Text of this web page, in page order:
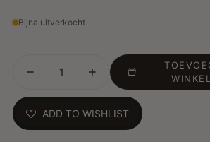
Belangrijkste Kenmerken:
glad, zacht en makkelijk te stylen
Hydratatie: Verrijkt met voedende
haar soepel en gehydrateerd houden.
Hittebescherming: Beschermt tegen
stylingtools zoals föhns en stijltangen.
Bijna uitverkocht
ADD TO WISHLIST